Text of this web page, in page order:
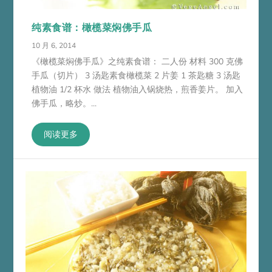
纯素食谱：橄榄菜焖佛手瓜
10 月 6, 2014
《橄榄菜焖佛手瓜》之纯素食谱： 二人份 材料 300 克佛
手瓜（切片） 3 汤匙素食橄榄菜 2 片姜 1 茶匙糖 3 汤匙
植物油 1/2 杯水 做法 植物油入锅烧热，煎香姜片。 加入
佛手瓜，略炒。...
阅读更多